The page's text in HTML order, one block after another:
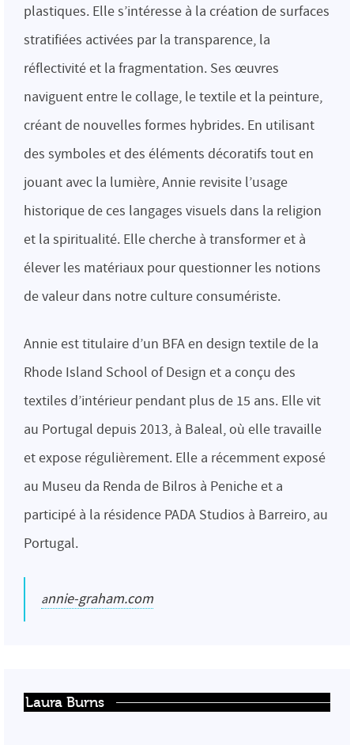
plastiques. Elle s’intéresse à la création de surfaces
stratifiées activées par la transparence, la
réflectivité et la fragmentation. Ses œuvres
naviguent entre le collage, le textile et la peinture,
créant de nouvelles formes hybrides. En utilisant
des symboles et des éléments décoratifs tout en
jouant avec la lumière, Annie revisite l’usage
historique de ces langages visuels dans la religion
et la spiritualité. Elle cherche à transformer et à
élever les matériaux pour questionner les notions
de valeur dans notre culture consumériste.
Annie est titulaire d’un BFA en design textile de la
Rhode Island School of Design et a conçu des
textiles d’intérieur pendant plus de 15 ans. Elle vit
au Portugal depuis 2013, à Baleal, où elle travaille
et expose régulièrement. Elle a récemment exposé
au Museu da Renda de Bilros à Peniche et a
participé à la résidence PADA Studios à Barreiro, au
Portugal.
annie-graham.com
Laura Burns